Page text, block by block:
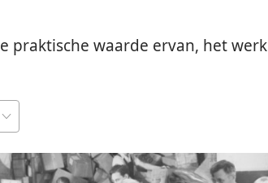
praktische waarde ervan, het